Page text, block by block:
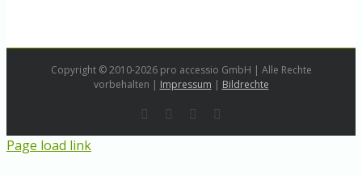
Copyright © 2010-2026 pro accessio GmbH | Alle Rechte
vorbehalten | Impressum | Bildrechte
LinkedInInstagram
Page load link